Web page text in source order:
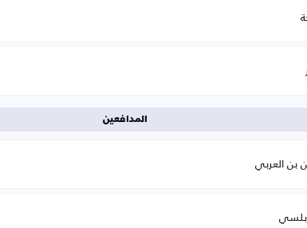
المدافعين
بن العربي